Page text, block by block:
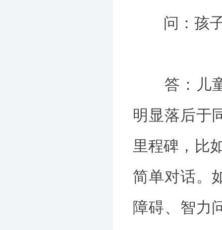
问：孩子
答：儿童
明显落后于
里程碑，比
简单对话。
障碍、智力